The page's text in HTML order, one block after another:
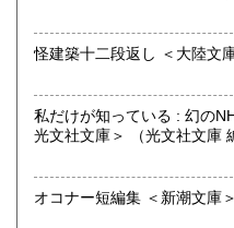
沿線名：しなの鉄道
営業時間：12:00〜17:00
定休日：火・水曜日(夏季:毎
◇近隣であれば書籍の買取
の持ち込み、あるいは量が
私だけが知っている : 幻の
光文社文庫＞ （光文社文庫